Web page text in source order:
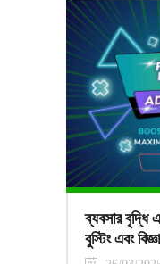
ব্যবসার
বুস্টিং এবং